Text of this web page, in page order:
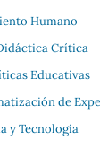
Humano
Crítica
Educativas
de
y Tecnología